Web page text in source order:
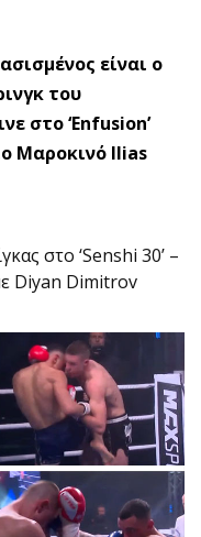
είναι ο
του
στο ‘Enfusion’
Μαροκινό Ilias
στο ‘Senshi 30’ –
Diyan Dimitrov